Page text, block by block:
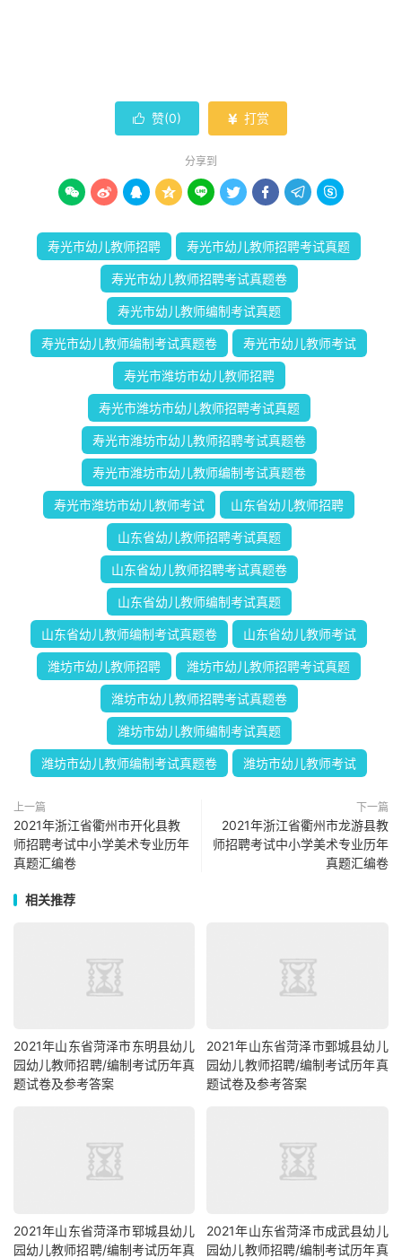
 赞(0)  打赏
分享到
        
寿光市幼儿教师招聘 寿光市幼儿教师招聘考试真题
寿光市幼儿教师招聘考试真题卷
寿光市幼儿教师编制考试真题
寿光市幼儿教师编制考试真题卷 寿光市幼儿教师考试
寿光市潍坊市幼儿教师招聘
寿光市潍坊市幼儿教师招聘考试真题
寿光市潍坊市幼儿教师招聘考试真题卷
寿光市潍坊市幼儿教师编制考试真题卷
寿光市潍坊市幼儿教师考试 山东省幼儿教师招聘
山东省幼儿教师招聘考试真题
山东省幼儿教师招聘考试真题卷
山东省幼儿教师编制考试真题
山东省幼儿教师编制考试真题卷 山东省幼儿教师考试
潍坊市幼儿教师招聘 潍坊市幼儿教师招聘考试真题
潍坊市幼儿教师招聘考试真题卷
潍坊市幼儿教师编制考试真题
潍坊市幼儿教师编制考试真题卷 潍坊市幼儿教师考试
上一篇
2021年浙江省衢州市开化县教
师招聘考试中小学美术专业历年
真题汇编卷
下一篇
2021年浙江省衢州市龙游县教
师招聘考试中小学美术专业历年
真题汇编卷
相关推荐
2021年山东省菏泽市东明县幼儿
园幼儿教师招聘/编制考试历年真
题试卷及参考答案
2021年山东省菏泽市鄄城县幼儿
园幼儿教师招聘/编制考试历年真
题试卷及参考答案
2021年山东省菏泽市郓城县幼儿
园幼儿教师招聘/编制考试历年真
2021年山东省菏泽市成武县幼儿
园幼儿教师招聘/编制考试历年真